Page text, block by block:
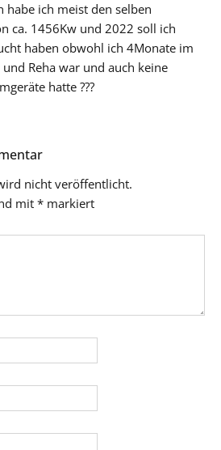
habe ich meist den selben
ca. 1456Kw und 2022 soll ich
haben obwohl ich 4Monate im
Reha war und auch keine
hatte ???
nicht veröffentlicht.
mit * markiert